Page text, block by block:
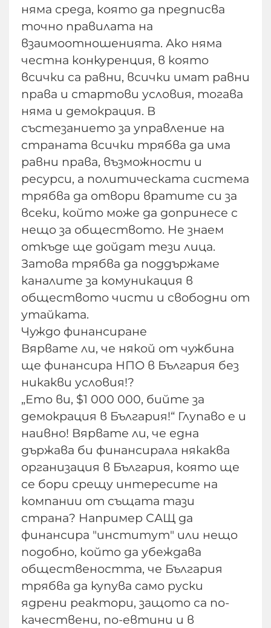
няма среда, която да предписва
точно правилата на
взаимоотношенията. Ако няма
честна конкуренция, в която
всички са равни, всички имат равни
права и стартови условия, тогава
няма и демокрация. В
състезанието за управление на
страната всички трябва да има
равни права, възможности и
ресурси, а политическата система
трябва да отвори вратите си за
всеки, който може да допринесе с
нещо за обществото. Не знаем
откъде ще дойдат тези лица.
Затова трябва да поддържаме
каналите за комуникация в
обществото чисти и свободни от
утайката.
Чуждо финансиране
Вярвате ли, че някой от чужбина
ще финансира НПО в България без
никакви условия!?
„Ето ви, $1 000 000, бийте за
демокрация в България!“ Глупаво е и
наивно! Вярвате ли, че една
държава би финансирала някаква
организация в България, която ще
се бори срещу интересите на
компании от същата тази
страна? Например САЩ да
финансира "институт" или нещо
подобно, който да убеждава
обществеността, че България
трябва да купува само руски
ядрени реактори, защото са по-
качествени, по-евтини и в